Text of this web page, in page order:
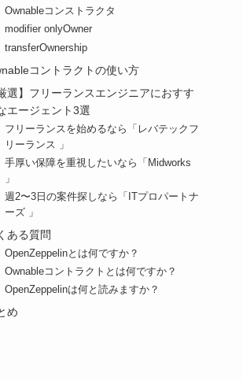
Ownableコンストラクタ
modifier onlyOwner
transferOwnership
コントラクトの使い方
選】フリーランスエンジニアにおすす
エージェント3選
フリーランスを始めるなら「レバテックフ
リーランス 」
手厚い保障を重視したいなら「Midworks
」
週2〜3日の案件探しなら「ITプロパートナ
ーズ 」
ある質問
OpenZeppelinとは何ですか？
Ownableコントラクトとは何ですか？
OpenZeppelinは何と読みますか？
め